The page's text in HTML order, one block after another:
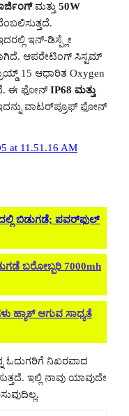
ಮತ್ತು 50W
ಇನ್-ಡಿಸ್ಪ್ಲೇ
ಆಪರೇಟಿಂಗ್ ಸಿಸ್ಟಮ್
15 ಆಧಾರಿತ Oxygen
ಈ ಫೋನ್IP68 ಮತ್ತು
ವಾಟರ್‌ಪ್ರೂಫ್ ಫೋನ್
ಬಿಡುಗಡೆ; ಪವರ್‌ಫುಲ್
ಬರೋಬ್ಬರಿ 7000mh
ಹ್ಯಾಕ್ ಆಗುವ ಸಾಧ್ಯತೆ
ಓದುಗರಿಗೆ ನಿಖರವಾದ
ಇಲ್ಲಿ ನಾವು ಯಾವುದೇ